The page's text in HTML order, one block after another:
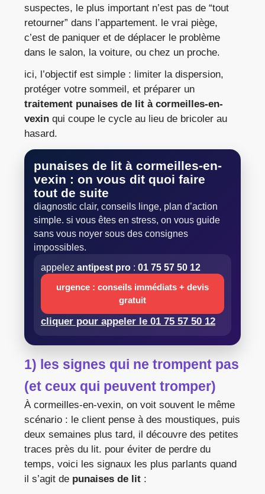
suspectes, le plus important n’est pas de “tout
retourner” dans l’appartement. le vrai piège,
c’est de paniquer et de déplacer le problème
dans le salon, la voiture, ou chez un proche.
ici, l’objectif est simple : limiter la dispersion,
protéger votre sommeil, et préparer un
traitement punaises de lit à cormeilles-en-
vexin qui coupe le cycle au lieu de bricoler au
hasard.
punaises de lit à cormeilles-en-
vexin : on vous dit quoi faire
tout de suite
diagnostic clair, conseils linge, plan d’action
simple. si vous êtes en stress, on vous guide
sans vous noyer sous des consignes
impossibles.
appelez antipest pro : 01 75 57 50 12
urgence : conseils immédiats + devis
gratuit
cliquer pour appeler le 01 75 57 50 12
1) les signes qui ne trompent pas
(et ceux qui peuvent tromper)
À cormeilles-en-vexin, on voit souvent le même
scénario : le client pense à des moustiques, puis
deux semaines plus tard, il découvre des petites
traces près du lit. pour éviter de perdre du
temps, voici les signaux les plus parlants quand
il s’agit de punaises de lit :